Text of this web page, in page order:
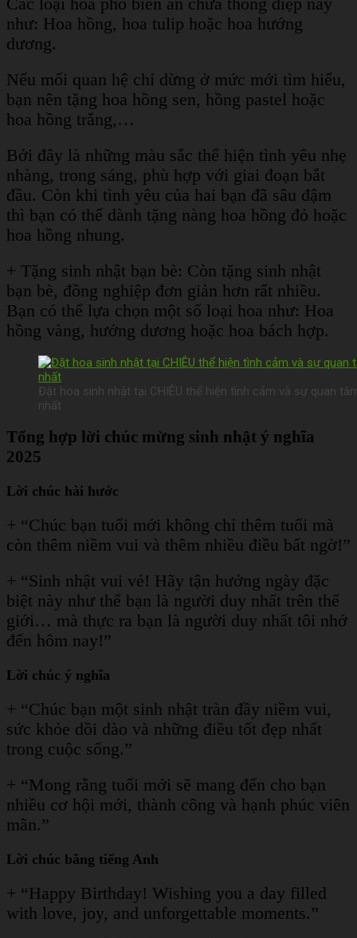
Các loại hoa phổ biến ẩn chứa thông điệp này
như: Hoa hồng, hoa tulip hoặc hoa hướng
dương.
Nếu mối quan hệ chỉ dừng ở mức mới tìm hiểu,
bạn nên tặng hoa hồng sen, hồng pastel hoặc
hoa hồng trắng,…
Bởi đây là những màu sắc thể hiện tình yêu nhẹ
nhàng, trong sáng, phù hợp với giai đoạn bắt
đầu. Còn khi tình yêu của hai bạn đã sâu đậm
thì bạn có thể dành tặng nàng hoa hồng đỏ hoặc
hoa hồng nhung.
+ Tặng sinh nhật bạn bè: Còn tặng sinh nhật
bạn bè, đồng nghiệp đơn giản hơn rất nhiều.
Bạn có thể lựa chọn một số loại hoa như: Hoa
hồng vàng, hướng dương hoặc hoa bách hợp.
Đặt hoa sinh nhật tại CHIÊU thể hiện tình cảm và sự quan
nhất
Tổng hợp lời chúc mừng sinh nhật ý nghĩa
2025
Lời chúc hài hước
+ “Chúc bạn tuổi mới không chỉ thêm tuổi mà
còn thêm niềm vui và thêm nhiều điều bất ngờ!”
+ “Sinh nhật vui vẻ! Hãy tận hưởng ngày đặc
biệt này như thể bạn là người duy nhất trên thế
giới… mà thực ra bạn là người duy nhất tôi nhớ
đến hôm nay!”
Lời chúc ý nghĩa
+ “Chúc bạn một sinh nhật tràn đầy niềm vui,
sức khỏe dồi dào và những điều tốt đẹp nhất
trong cuộc sống.”
+ “Mong rằng tuổi mới sẽ mang đến cho bạn
nhiều cơ hội mới, thành công và hạnh phúc viên
mãn.”
Lời chúc bằng tiếng Anh
+ “Happy Birthday! Wishing you a day filled
with love, joy, and unforgettable moments.”